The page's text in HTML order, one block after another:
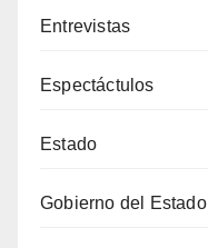
Entrevistas
Espectáctulos
Estado
Gobierno del Estado